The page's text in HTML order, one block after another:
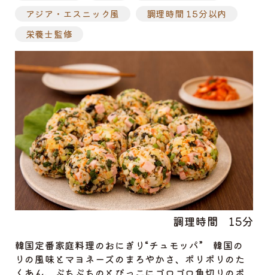
アジア・エスニック風
調理時間 15分以内
栄養士監修
調理時間15分
韓国定番家庭料理のおにぎり“チュモッパ” 韓国の
りの風味とマヨネーズのまろやかさ、ポリポリのた